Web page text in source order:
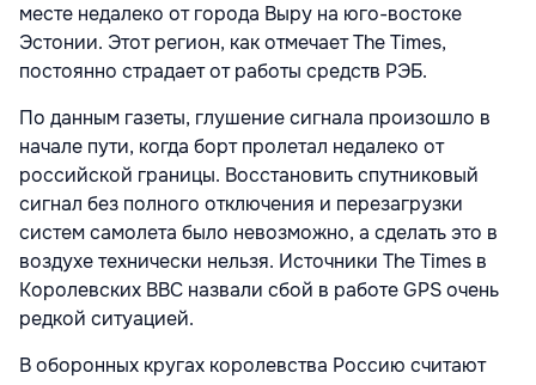
месте недалеко от города Выру на юго-востоке
Эстонии. Этот регион, как отмечает The Times,
постоянно страдает от работы средств РЭБ.
По данным газеты, глушение сигнала произошло в
начале пути, когда борт пролетал недалеко от
российской границы. Восстановить спутниковый
сигнал без полного отключения и перезагрузки
систем самолета было невозможно, а сделать это в
воздухе технически нельзя. Источники The Times в
Королевских ВВС назвали сбой в работе GPS очень
редкой ситуацией.
В оборонных кругах королевства Россию считают